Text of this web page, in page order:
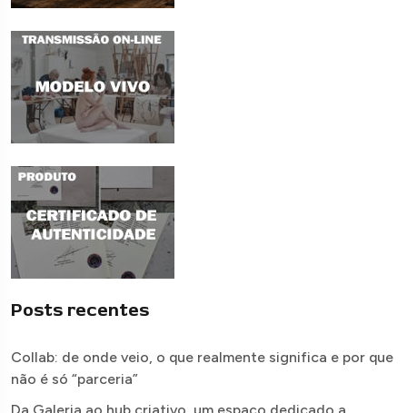
Posts recentes
Collab: de onde veio, o que realmente significa e por que
não é só “parceria”